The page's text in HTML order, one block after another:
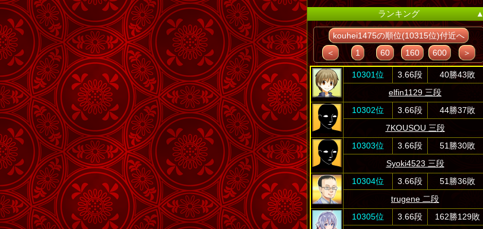
ランキング ▲
kouhei1475の順位(10315位)付近へ
＜
1 60 160 600 ＞
10301位 3.66段
40勝43敗
elfin1129 三段
10302位
3.66段
44勝37敗
7KOUSOU 三段
10303位
3.66段
51勝30敗
Syoki4523 三段
10304位
3.66段
51勝36敗
trugene 二段
10305位
3.66段
162勝129敗